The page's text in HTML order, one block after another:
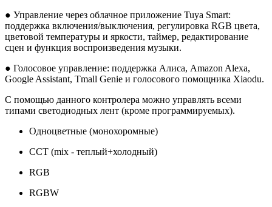
● Управление через облачное приложение Tuya Smart:
поддержка включения/выключения, регулировка RGB цвета,
цветовой температуры и яркости, таймер, редактирование
сцен и функция воспроизведения музыки.
● Голосовое управление: поддержка Алиса, Amazon Alexa,
Google Assistant, Tmall Genie и голосового помощника Xiaodu.
С помощью данного контролера можно управлять всеми
типами светодиодных лент (кроме программируемых).
Одноцветные (монохоромные)
CCT (mix - теплый+холодный)
RGB
RGBW